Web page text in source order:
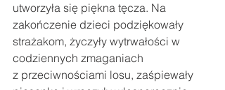
utworzyła się piękna tęcza. Na
zakończenie dzieci podziękowały
strażakom, życzyły wytrwałości w
codziennych zmaganiach
z przeciwnościami losu, zaśpiewały